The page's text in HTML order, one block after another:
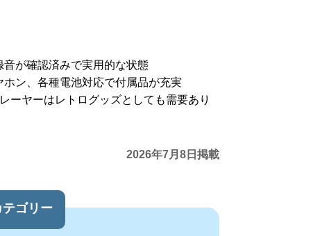
音が確認済みで実用的な状態
ホン、各種電池対応で付属品が充実
ーヤーはレトログッズとしても需要あり
2026年7月8日掲載
ゴリー